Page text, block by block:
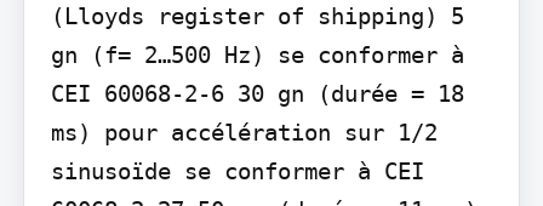
(Lloyds register of shipping) 5
gn (f= 2…500 Hz) se conformer à
CEI 60068-2-6 30 gn (durée = 18
ms) pour accélération sur 1/2
sinusoïde se conformer à CEI